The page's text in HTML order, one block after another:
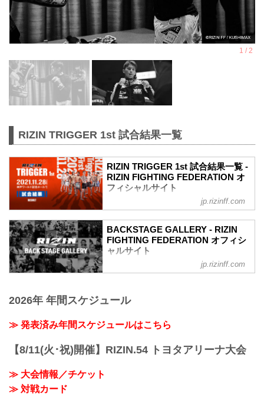
RIZIN TRIGGER 1st 試合結果一覧
RIZIN TRIGGER 1st 試合結果一覧 -
RIZIN FIGHTING FEDERATION オ
フィシャルサイト
第14試合／スペシャルワンマッチ 昇侍
RIZIN MMAルール：5分 3R（66.0kg）
（LOSE）昇侍 vs. 萩原京平（WIN）
2R 1分19秒 TKO（レフェリーストップ：
RIZIN MMAルール：5分 3R（68.0kg）
3R 判定 （3-0）
第12試合／スペシャルワンマッチ ストラ
jp.rizinff.com
BACKSTAGE GALLERY - RIZIN
FIGHTING FEDERATION オフィシ
ャルサイト
BACKSTAGE GALLERY の記事一覧 - 格
イジン ファイティング フェデレーショ
いきます。
jp.rizinff.com
2026年 年間スケジュール
≫ 発表済み年間スケジュールはこちら
【8/11(火･祝)開催】RIZIN.54 トヨタアリーナ大会
≫ 大会情報／チケット
≫ 対戦カード